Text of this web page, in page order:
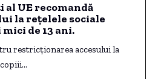
UE recomandă
la rețelele sociale
de 13 ani.
restricționarea accesului la